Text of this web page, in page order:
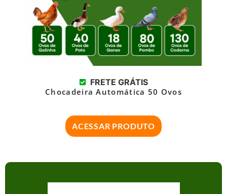
FRETE GRÁTIS
Chocadeira Automática 50 Ovos
ACESSAR PRODUTO